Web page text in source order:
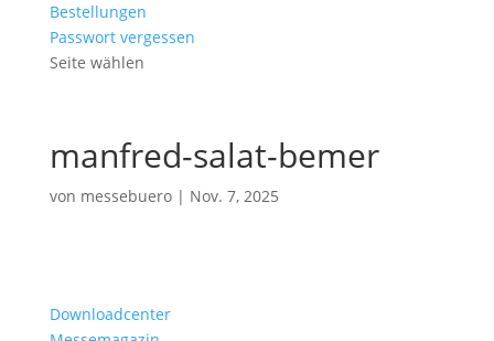
Bestellungen
Passwort vergessen
Seite wählen
manfred-salat-bemer
von messebuero| Nov. 7, 2025
Downloadcenter